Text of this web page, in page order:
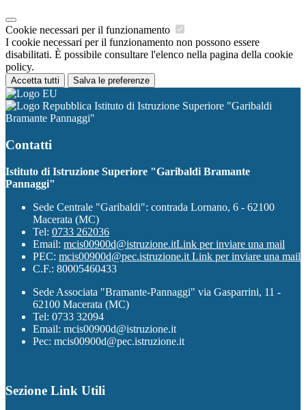
Cookie necessari per il funzionamento
I cookie necessari per il funzionamento non possono essere
disabilitati. È possibile consultare l'elenco nella pagina della cookie
policy.
Accetta tutti Salva le preferenze
Istituto di Istruzione Superiore "Garibaldi
Bramante Pannaggi"
Contatti
Istituto di Istruzione Superiore "Garibaldi Bramante
Pannaggi"
Sede Centrale "Garibaldi": contrada Lornano, 6 - 62100
Macerata (MC)
Tel: 0733 262036
Email: mcis00900d@istruzione.itLink per inviare una mail
PEC: mcis00900d@pec.istruzione.it Link per inviare una mail
C.F.: 80005460433
Sede Associata "Bramante-Pannaggi" via Gasparrini, 11 -
62100 Macerata (MC)
Tel: 0733 32094
Email: mcis00900d@istruzione.it
Pec: mcis00900d@pec.istruzione.it
Sezione Link Utili